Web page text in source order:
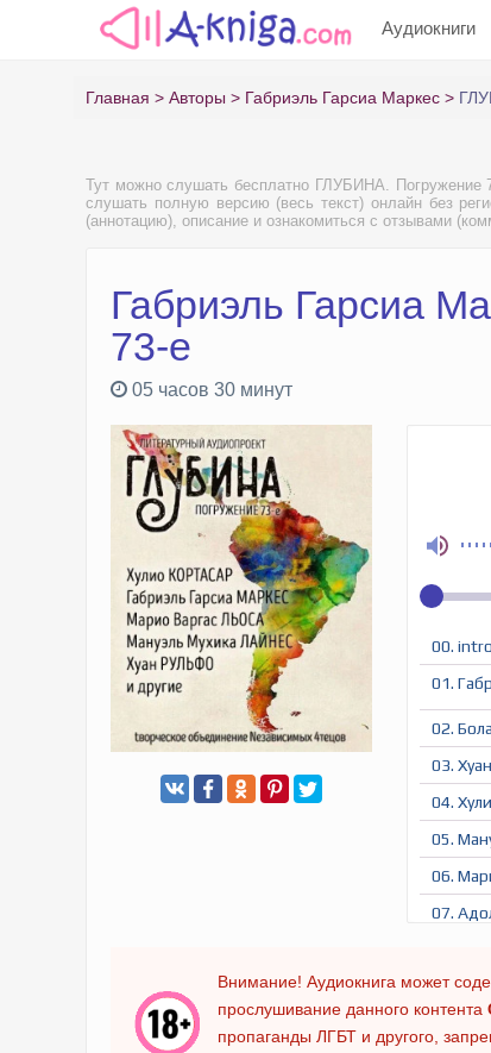
Аудиокниги
Главная Авторы Габриэль Гарсиа Маркес
Тут можно слушать бесплатно ГЛУБИНА.
слушать полную версию (весь текст) онлайн без
(аннотацию), описание и ознакомиться с отзывами
Габриэль Гарсиа
73-е
05 часов 30 минут
00. intro
01.
02.
03.
04.
05.
06.
07.
09.
Внимание! Аудиокнига может
прослушивание данного контента
пропаганды ЛГБТ и другого,